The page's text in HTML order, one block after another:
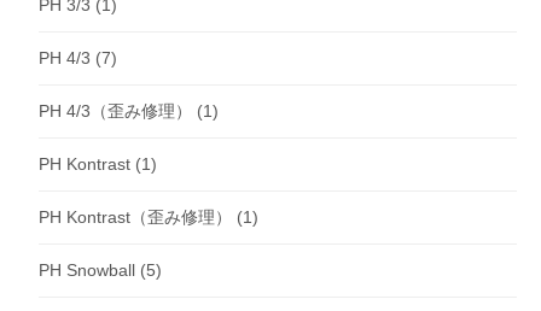
PH 3/3 (1)
PH 4/3 (7)
PH 4/3（歪み修理） (1)
PH Kontrast (1)
PH Kontrast（歪み修理） (1)
PH Snowball (5)